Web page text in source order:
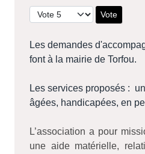
Veuillez voter
Les demandes
font à la mairie de Torfou.
Les services proposés :
âgées, handicapées, en
L’association a pour
une aide matérielle,